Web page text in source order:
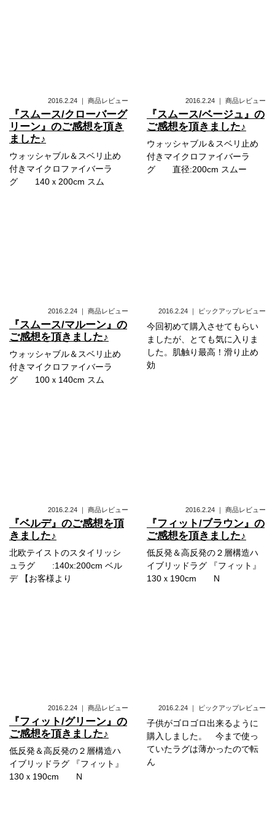
2016.2.24 ｜ 商品レビュー
『スムース/クローバーグ
リーン』のご感想を頂き
ました♪
ウォッシャブル＆スベリ止め
付きマイクロファイバーラ
グ 140ｘ200cm スム
2016.2.24 ｜ 商品レビュー
『スムース/ベージュ』の
ご感想を頂きました♪
ウォッシャブル＆スベリ止め
付きマイクロファイバーラ
グ 直径:200cm スムー
2016.2.24 ｜ 商品レビュー
『スムース/マルーン』の
ご感想を頂きました♪
ウォッシャブル＆スベリ止め
付きマイクロファイバーラ
グ 100ｘ140cm スム
2016.2.24 ｜ ピックアップレビュー
今回初めて購入させてもらい
ましたが、とても気に入りま
した。肌触り最高！滑り止め
効
2016.2.24 ｜ 商品レビュー
『ベルデ』のご感想を頂
きました♪
北欧テイストのスタイリッシ
ュラグ :140x:200cm ベル
デ 【お客様より
2016.2.24 ｜ 商品レビュー
『フィット/ブラウン』の
ご感想を頂きました♪
低反発＆高反発の２層構造ハ
イブリッドラグ 『フィット』
130ｘ190cm N
2016.2.24 ｜ 商品レビュー
『フィット/グリーン』の
ご感想を頂きました♪
低反発＆高反発の２層構造ハ
イブリッドラグ 『フィット』
130ｘ190cm N
2016.2.24 ｜ ピックアップレビュー
子供がゴロゴロ出来るように
購入しました。 今まで使っ
ていたラグは薄かったので転
ん